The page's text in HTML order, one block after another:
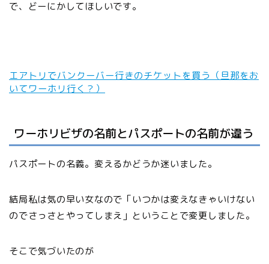
で、どーにかしてほしいです。
エアトリでバンクーバー行きのチケットを買う（旦那をお
いてワーホリ行く？）
ワーホリビザの名前とパスポートの名前が違う
パスポートの名義。変えるかどうか迷いました。
結局私は気の早い女なので「いつかは変えなきゃいけない
のでさっさとやってしまえ」ということで変更しました。
そこで気づいたのが